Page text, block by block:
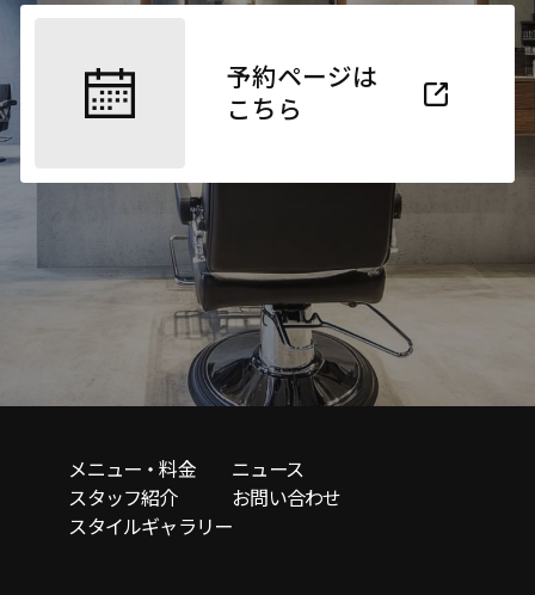
予約ページは
こちら
メニュー・料金
スタッフ紹介
スタイルギャラリー
ニュース
お問い合わせ